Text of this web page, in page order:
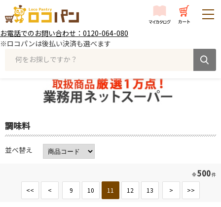
お電話でのお問い合わせ：0120-064-080
※ロコパンは後払い決済も選べます
何をお探しですか？
調味料
並べ替え
全500件
<< < 9 10 11 12 13 > >>